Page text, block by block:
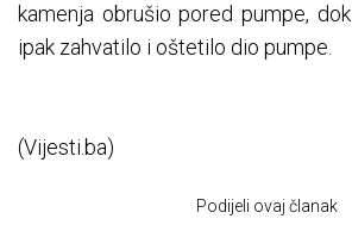
kamenja obrušio pored pumpe,
ipak zahvatilo i oštetilo dio pumpe.
(Vijesti.ba)
Podijeli ovaj članak